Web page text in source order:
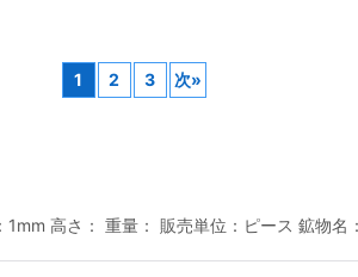
絞り込む
1 2 3 次»
高さ： 重量： 販売単位：ピース 鉱物